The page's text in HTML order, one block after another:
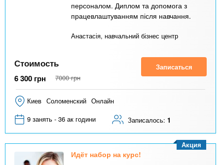
персоналом. Диплом та допомога з
працевлаштуванням після навчання.
Анастасія, навчальний бізнес центр
Стоимость
6 300 грн 7000 грн
Записаться
Киев Соломенский Онлайн
9 занять - 36 ак години
Записалось: 1
Идёт набор на курс!
Акция